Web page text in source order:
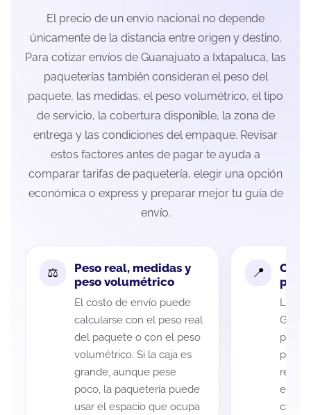
El precio de un envío nacional no depende
únicamente de la distancia entre origen y destino.
Para cotizar envíos de Guanajuato a Ixtapaluca, las
paqueterías también consideran el peso del
paquete, las medidas, el peso volumétrico, el tipo
de servicio, la cobertura disponible, la zona de
entrega y las condiciones del empaque. Revisar
estos factores antes de pagar te ayuda a
comparar tarifas de paquetería, elegir una opción
económica o express y preparar mejor tu guía de
envío.
Peso real, medidas y
peso volumétrico
El costo de envío puede
calcularse con el peso real
del paquete o con el peso
volumétrico. Si la caja es
grande, aunque pese
poco, la paquetería puede
usar el espacio que ocupa
La
cada